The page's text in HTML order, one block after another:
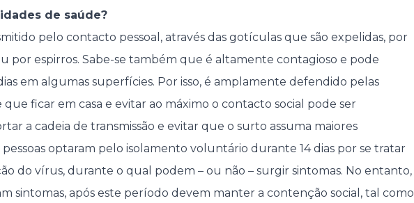
de saúde?
pelo contacto pessoal, através das gotículas que são expelidas, por
por espirros. Sabe-se também que é altamente contagioso e pode
em algumas superfícies. Por isso, é amplamente defendido pelas
ficar em casa e evitar ao máximo o contacto social pode ser
a cadeia de transmissão e evitar que o surto assuma maiores
optaram pelo isolamento voluntário durante 14 dias por se tratar
do vírus, durante o qual podem – ou não – surgir sintomas. No entanto,
sintomas, após este período devem manter a contenção social, tal como